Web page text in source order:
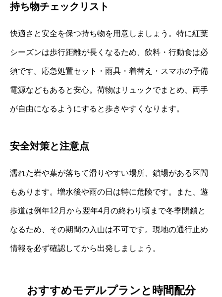
持ち物チェックリスト
快適さと安全を保つ持ち物を用意しましょう。特に紅葉
シーズンは歩行距離が長くなるため、飲料・行動食は必
須です。応急処置セット・雨具・着替え・スマホの予備
電源などもあると安心。荷物はリュックでまとめ、両手
が自由になるようにすると歩きやすくなります。
安全対策と注意点
濡れた岩や葉が落ちて滑りやすい場所、鎖場がある区間
もあります。増水後や雨の日は特に危険です。また、遊
歩道は例年12月から翌年4月の終わり頃まで冬季閉鎖と
なるため、その期間の入山は不可です。現地の通行止め
情報を必ず確認してから出発しましょう。
おすすめモデルプランと時間配分